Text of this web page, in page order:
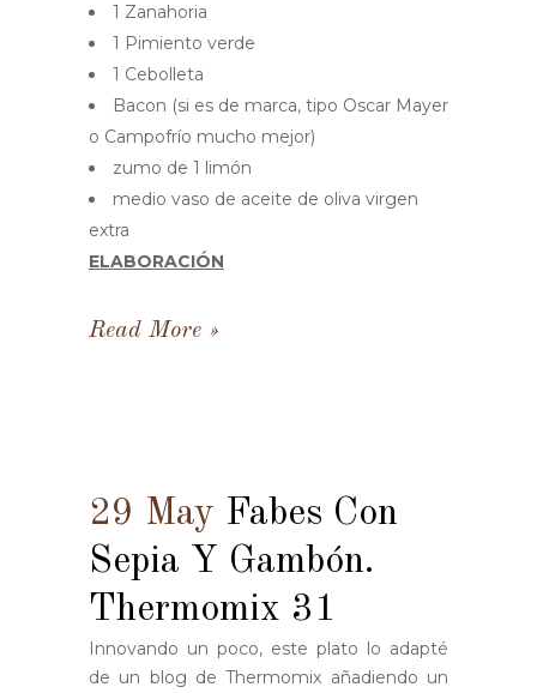
1 Zanahoria
1 Pimiento verde
1 Cebolleta
Bacon (si es de marca, tipo Oscar Mayer
o Campofrío mucho mejor)
zumo de 1 limón
medio vaso de aceite de oliva virgen
extra
ELABORACIÓN
Read More
29 May Fabes Con
Sepia Y Gambón.
Thermomix 31
Innovando un poco, este plato lo adapté
de un blog de Thermomix añadiendo un